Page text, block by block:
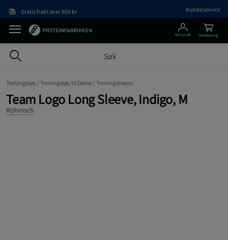
Gratis frakt over 800 kr Kundeservice
Min profil Handlekorg
Treningstøy /Treningstøy til Dame /Treningstrøyer
Team Logo Long Sleeve, Indigo, M
Röhnisch